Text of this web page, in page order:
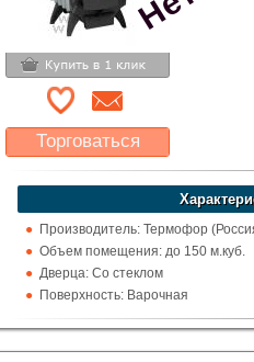
Торговаться
Какая цена Вас
устроит?
Указать цену
Производитель: Термофор
Объем помещения: до 150 м.куб.
Дверца: Со стеклом
Поверхность: Варочная
Кожух: Металлический